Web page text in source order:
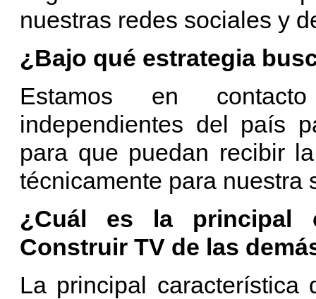
nuestras redes sociales y
¿Bajo qué estrategia
Estamos en
independientes del país
para que puedan recibir
técnicamente para nuestra
¿Cuál es la principal
Construir TV de las
La principal